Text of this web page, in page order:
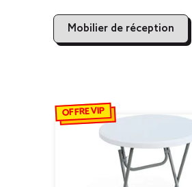
Mobilier de réception
OFFRE VIP